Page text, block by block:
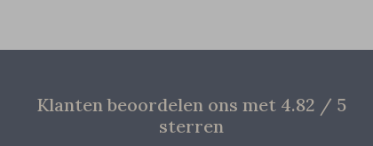
Klanten beoordelen ons met 4.82 / 5
sterren